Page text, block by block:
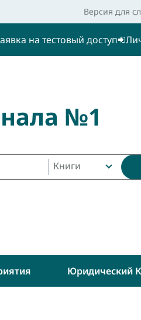
Версия для
на тестовый доступ
№1
Книги
Юридический